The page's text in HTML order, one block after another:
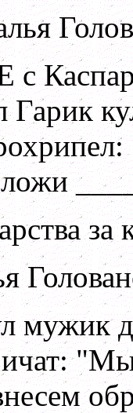
с
Гарик
за
мужик